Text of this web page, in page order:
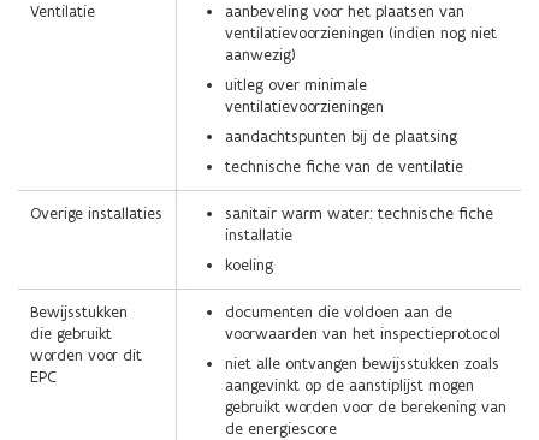
Ventilatie
aanbeveling voor het plaatsen van
ventilatievoorzieningen (indien nog niet
aanwezig)
uitleg over minimale
ventilatievoorzieningen
aandachtspunten bij de plaatsing
technische fiche van de ventilatie
Overige installaties
sanitair warm water: technische fiche
installatie
koeling
Bewijsstukken
die gebruikt
worden voor dit
EPC
documenten die voldoen aan de
voorwaarden van het inspectieprotocol
niet alle ontvangen bewijsstukken zoals
aangevinkt op de aanstiplijst mogen
gebruikt worden voor de berekening van
de energiescore